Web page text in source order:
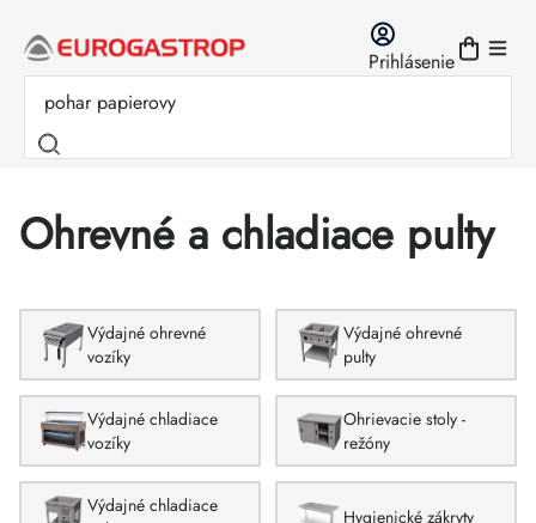
obsah
Prihlásenie
Ohrevné a chladiace pulty
Výdajné ohrevné
vozíky
Výdajné ohrevné
pulty
Výdajné chladiace
vozíky
Ohrievacie stoly -
režóny
Výdajné chladiace
Hygienické zákryty